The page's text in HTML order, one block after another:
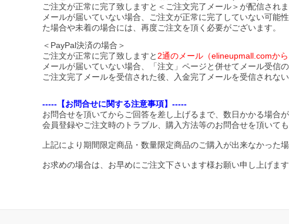
ご注文が正常に完了致しますと＜ご注文完了メール＞が配信されま
メールが届いていない場合、ご注文が正常に完了していない可能
た場合や未着の場合には、再度ご注文を頂く必要がございます。
＜PayPal決済の場合＞
ご注文が正常に完了致しますと2通のメール（elineupmall.comか
メールが届いていない場合、「注文」ページと併せてメール受信
ご注文完了メールを受信された後、入金完了メールを受信されな
-----【お問合せに関する注意事項】-----
お問合せを頂いてからご回答を差し上げるまで、数日かかる場合が
会員登録やご注文時のトラブル、購入方法等のお問合せを頂いて
上記により期間限定商品・数量限定商品のご購入が出来なかった
お求めの場合は、お早めにご注文下さいます様お願い申し上げます